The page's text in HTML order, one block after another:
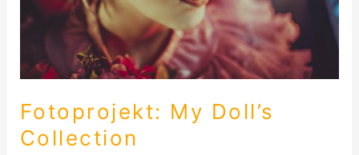
Fotoprojekt: My Doll’s
Collection